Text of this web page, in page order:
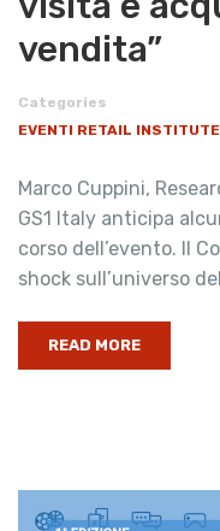
vendita”
Categories
EVENTI RETAIL INSTITUTE
Marco Cuppini,
GS1 Italy anticipa
corso dell’evento. Il
shock sull’universo
READ MORE